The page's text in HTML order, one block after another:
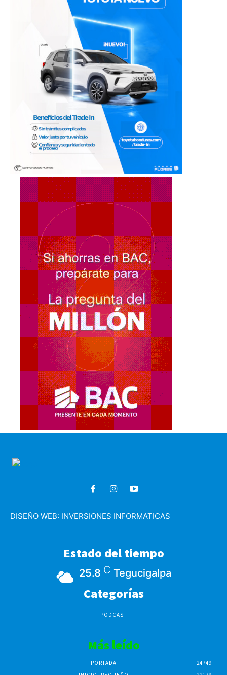
DISEÑO WEB: INVERSIONES INFORMATICAS
Estado del tiempo
25.8 C Tegucigalpa
Categorías
PODCAST
Más leído
PORTADA
24749